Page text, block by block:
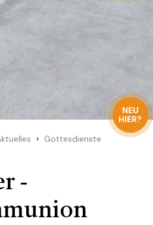
NEU
HIER?
› Gottesdienste
-